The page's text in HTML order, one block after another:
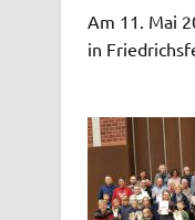
Am 11. Mai
in